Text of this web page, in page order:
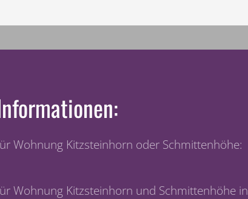
Wohnung Kitzsteinhorn oder Schmittenhöhe:
Wohnung Kitzsteinhorn und Schmittenhöhe in